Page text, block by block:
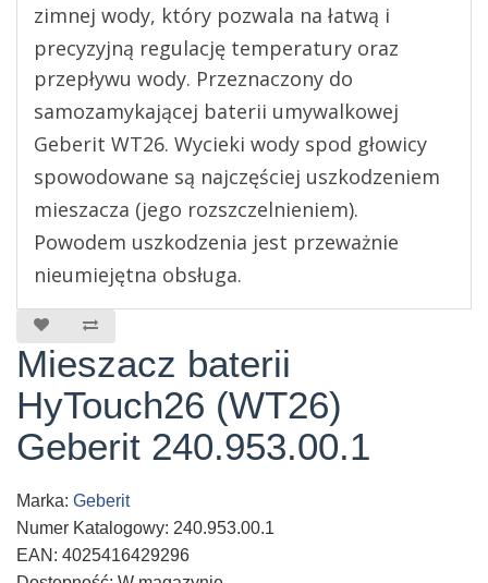
zimnej wody, który pozwala na łatwą i
precyzyjną regulację temperatury oraz
przepływu wody. Przeznaczony do
samozamykającej baterii umywalkowej
Geberit WT26. Wycieki wody spod głowicy
spowodowane są najczęściej uszkodzeniem
mieszacza (jego rozszczelnieniem).
Powodem uszkodzenia jest przeważnie
nieumiejętna obsługa.
Mieszacz baterii
HyTouch26 (WT26)
Geberit 240.953.00.1
Marka: Geberit
Numer Katalogowy: 240.953.00.1
EAN: 4025416429296